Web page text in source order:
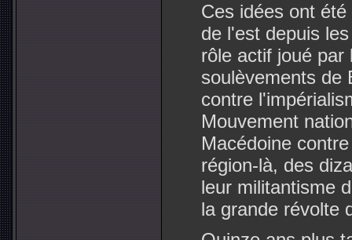
Ces idées ont
de l'est depuis
rôle actif joué par
soulèvements de
contre
Mouvement
Macédoine
région-là, des
leur militantisme
la grande révolte